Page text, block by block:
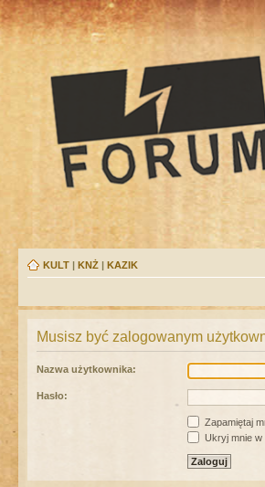
KULT | KNŻ | KAZIK
Musisz być zalogowanym
Nazwa użytkownika:
Hasło:
Zapamiętaj
Ukryj mnie w